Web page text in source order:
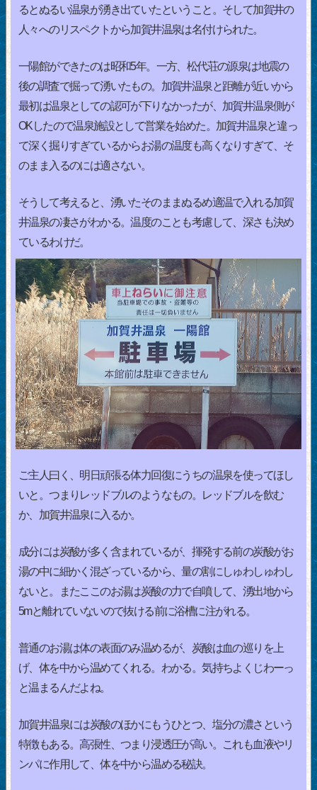
るとぬるい温泉が湧き出ていたということ。そして加賀井の
人々へのリスペクトから加賀井温泉は名付けられた。
一陽館ができたのは昭和5年。一方、松代荘の源泉は地震の
後の調査で掘って湧いたもの。加賀井温泉と距離が近いから
最初は温泉としての認可が下りなかったが、加賀井温泉側が
OKしたので温泉施設として営業を始めた。加賀井温泉と違っ
て深く掘りすぎているからお湯の温度も高くなりすぎて、そ
のまま入るのには適さない。
そうして考えると、湧いたそのままぬるめ適温で入れる加賀
井温泉の凄さがわかる。温度のことも考慮して、深さも決め
ているわけだ。
ご主人曰く、明日頑張る体力回復にうちの温泉を使ってほし
いと。つまりレッドブルのようなもの。レッドブルを飲む
か、加賀井温泉に入るか。
成分には炭酸が多く含まれているが、揮発する前の炭酸がお
湯の中に細かく混ざっているから、量の割にしゅわしゅわし
ないと。またここのお湯は炭酸の力で自噴して、湧出地から
5mと離れていないので抜ける前に浴槽に注がれる。
普通のお湯は体の表面のみ温めるが、炭酸は血の巡りを上
げ、体を中から温めてくれる。わかる。気持ちよくじわーっ
と温まるんだよね。
加賀井温泉には炭酸のほかにもうひとつ、塩分の濃さという
特徴もある。高張性、つまり浸透圧が高い。これも血液やリ
ンパに作用して、体を中から温める秘訣。